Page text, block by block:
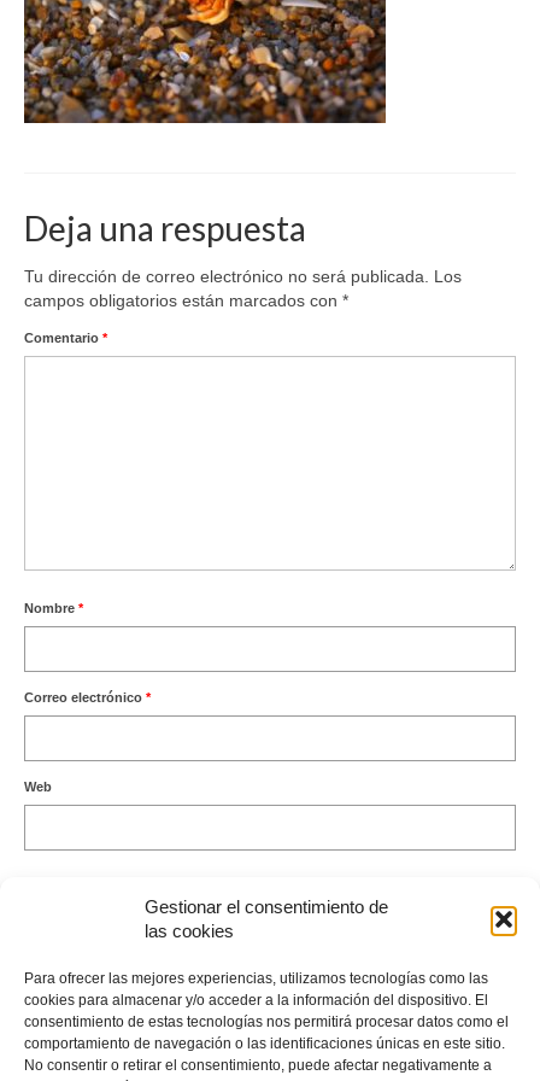
Gestionar el consentimiento de
las cookies
Para ofrecer las mejores experiencias, utilizamos tecnologías como las
cookies para almacenar y/o acceder a la información del dispositivo. El
consentimiento de estas tecnologías nos permitirá procesar datos como el
comportamiento de navegación o las identificaciones únicas en este sitio.
No consentir o retirar el consentimiento, puede afectar negativamente a
Deja una respuesta
Tu dirección de correo electrónico no será publicada.
Los
campos obligatorios están marcados con *
Comentario *
Nombre *
Correo electrónico *
Web
procesan los datos de tus comentarios.